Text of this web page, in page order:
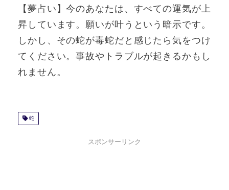
【夢占い】今のあなたは、すべての運気が上
昇しています。願いが叶うという暗示です。
しかし、その蛇が毒蛇だと感じたら気をつけ
てください。事故やトラブルが起きるかもし
れません。
蛇
スポンサーリンク